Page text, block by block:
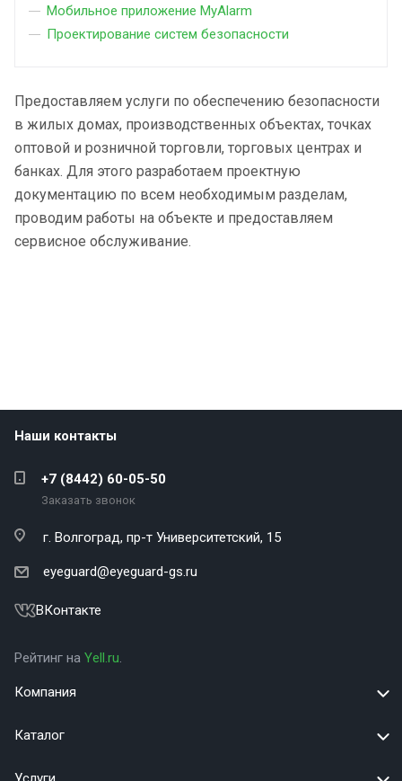
Мобильное приложение MyAlarm
Проектирование систем безопасности
Предоставляем услуги по обеспечению безопасности
в жилых домах, производственных объектах, точках
оптовой и розничной торговли, торговых центрах и
банках. Для этого разработаем проектную
документацию по всем необходимым разделам,
проводим работы на объекте и предоставляем
сервисное обслуживание.
Наши контакты
+7 (8442) 60-05-50
Заказать звонок
г. Волгоград, пр-т Университетский, 15
eyeguard@eyeguard-gs.ru
ВКонтакте
Рейтинг на Yell.ru.
Компания
Каталог